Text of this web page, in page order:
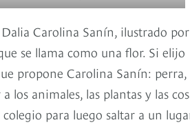
Dalia Carolina Sanín, ilustrado por
se llama como una flor. Si elijo
propone Carolina Sanín: perra,
los animales, las plantas y las
para luego saltar a un